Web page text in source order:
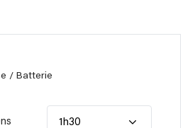
/ Batterie
1h30